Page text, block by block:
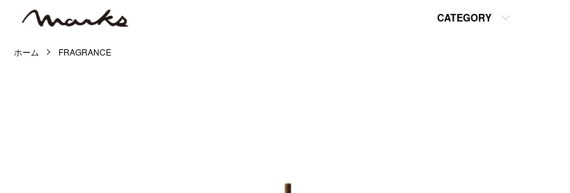
CATEGORY
ホーム FRAGRANCE